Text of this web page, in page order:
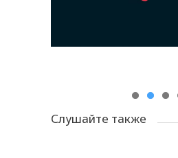
Слушайте также